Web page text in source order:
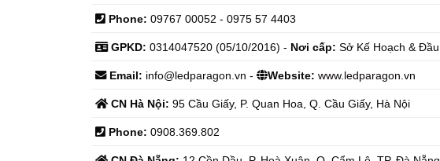
Phone: 09767 00052 - 0975 57 4403
GPKD: 0314047520 (05/10/2016) - Nơi cấp: Sở Kế Hoạch &
Email: info@ledparagon.vn - Website: www.ledparagon.vn
CN Hà Nội: 95 Cầu Giấy, P. Quan Hoa, Q. Cầu Giấy, Hà Nội
Phone: 0908.369.802